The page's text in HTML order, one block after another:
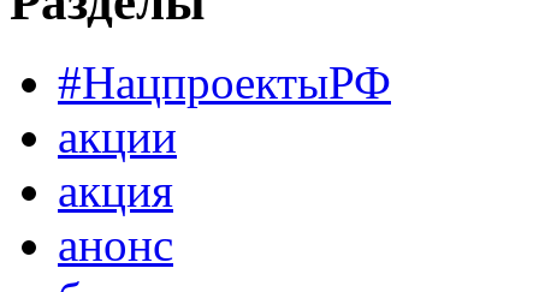
#НацпроектыРФ
акции
акция
анонс